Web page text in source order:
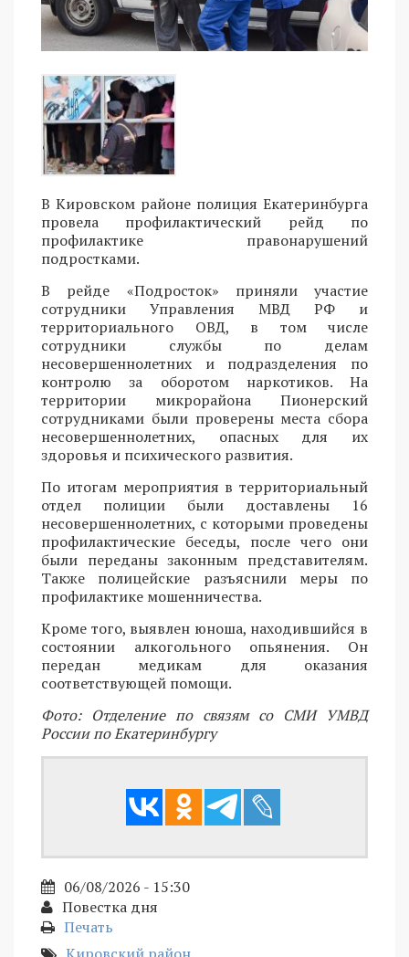
В Кировском районе полиция Екатеринбурга
провела профилактический рейд по
профилактике правонарушений
подростками.
В рейде «Подросток» приняли участие
сотрудники Управления МВД РФ и
территориального ОВД, в том числе
сотрудники службы по делам
несовершеннолетних и подразделения по
контролю за оборотом наркотиков. На
территории микрорайона Пионерский
сотрудниками были проверены места сбора
несовершеннолетних, опасных для их
здоровья и психического развития.
По итогам мероприятия в территориальный
отдел полиции были доставлены 16
несовершеннолетних, с которыми проведены
профилактические беседы, после чего они
были переданы законным представителям.
Также полицейские разъяснили меры по
профилактике мошенничества.
Кроме того, выявлен юноша, находившийся в
состоянии алкогольного опьянения. Он
передан медикам для оказания
соответствующей помощи.
Фото: Отделение по связям со СМИ УМВД
России по Екатеринбургу
06/08/2026 - 15:30
Повестка дня
Печать